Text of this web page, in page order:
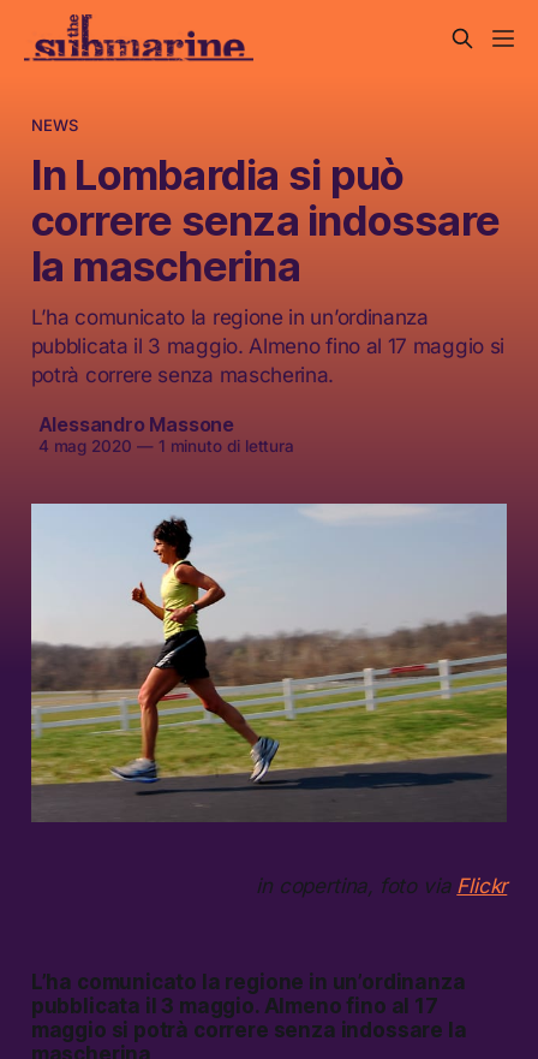
NEWS
In Lombardia si può
correre senza indossare
la mascherina
L’ha comunicato la regione in un’ordinanza
pubblicata il 3 maggio. Almeno fino al 17 maggio si
potrà correre senza mascherina.
Alessandro Massone
4 mag 2020 —1 minuto di lettura
in copertina, foto via Flickr
L’ha comunicato la regione in un’ordinanza
pubblicata il 3 maggio. Almeno fino al 17
maggio si potrà correre senza indossare la
mascherina